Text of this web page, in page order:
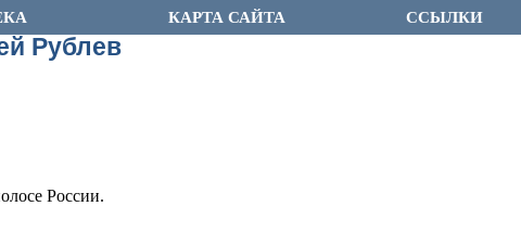
КАРТА САЙТА ССЫЛКИ
Рублев
России.